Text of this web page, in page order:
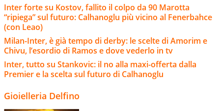
Inter forte su Kostov, fallito il colpo da 90 Marotta
“ripiega” sul futuro: Calhanoglu più vicino al Fenerbahce
(con Leao)
Milan-Inter, è già tempo di derby: le scelte di Amorim e
Chivu, l’esordio di Ramos e dove vederlo in tv
Inter, tutto su Stankovic: il no alla maxi-offerta dalla
Premier e la scelta sul futuro di Calhanoglu
Gioielleria Delfino